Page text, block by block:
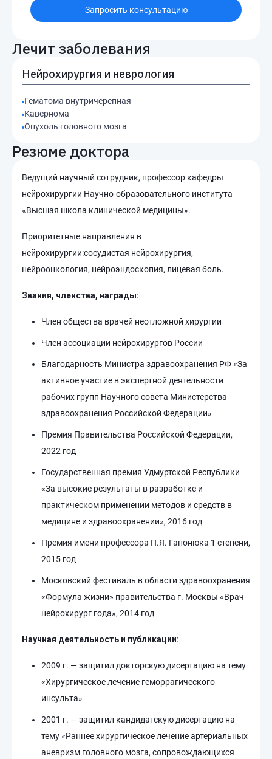
Запросить консультацию
Лечит заболевания
Нейрохирургия и неврология
Гематома внутричерепная
Кавернома
Опухоль головного мозга
Резюме доктора
Ведущий научный сотрудник, профессор кафедры
нейрохирургии Научно-образовательного института
«Высшая школа клинической медицины».
Приоритетные направления в
нейрохирургии:сосудистая нейрохирургия,
нейроонкология, нейроэндоскопия, лицевая боль.
Звания, членства, награды:
Член общества врачей неотложной хирургии
Член ассоциации нейрохирургов России
Благодарность Министра здравоохранения РФ «За
активное участие в экспертной деятельности
рабочих групп Научного совета Министерства
здравоохранения Российской Федерации»
Премия Правительства Российской Федерации,
2022 год
Государственная премия Удмуртской Республики
«За высокие результаты в разработке и
практическом применении методов и средств в
медицине и здравоохранении», 2016 год
Премия имени профессора П.Я. Гапонюка 1 степени,
2015 год
Московский фестиваль в области здравоохранения
«Формула жизни» правительства г. Москвы «Врач-
нейрохирург года», 2014 год
Научная деятельность и публикации:
2009 г. — защитил докторскую дисертацию на тему
«Хирургическое лечение геморрагического
инсульта»
2001 г. — защитил кандидатскую дисертацию на
тему «Раннее хирургическое лечение артериальных
аневризм головного мозга, сопровождающихся